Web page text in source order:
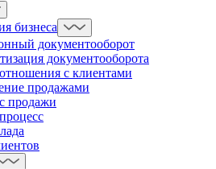
бизнеса
документооборот
документооборота
с клиентами
продажами
продажи